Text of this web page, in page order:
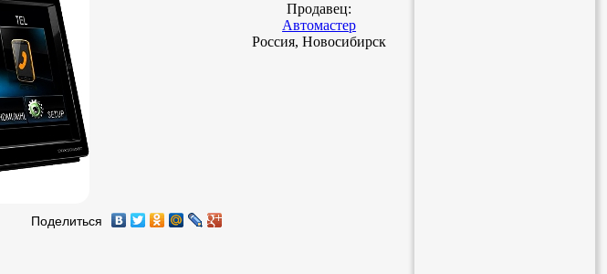
Поделиться
Продавец:
Автомастер
Россия, Новосибирск